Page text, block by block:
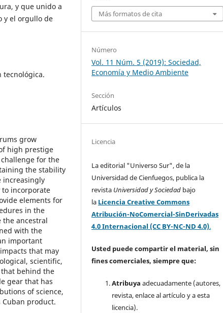
y que unido a
y el orgullo de
tecnológica.
grow
high prestige
for the
the stability
increasingly
to incorporate
elements for
in the
the ancestral
with the
important
that may
scientific,
behind the
gear that has
of science,
product.
Más formatos de cita
Número
Vol. 11 Núm. 5 (2019): Sociedad,
Economía y Medio Ambiente
Sección
Artículos
Licencia
La editorial "Universo Sur", de la
Universidad de Cienfuegos, publica la
revista Universidad y Sociedad bajo
la Licencia Creative Commons
Atribución-NoComercial-SinDerivadas
4.0 Internacional (CC BY-NC-ND 4.0).
Usted puede compartir el material, sin
fines comerciales, siempre que:
Atribuya adecuadamente (autores,
revista, enlace al artículo y a esta
licencia).